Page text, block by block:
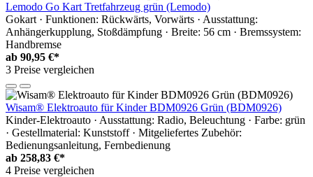
Lemodo Go Kart Tretfahrzeug grün (Lemodo)
Gokart · Funktionen: Rückwärts, Vorwärts · Ausstattung:
Anhängerkupplung, Stoßdämpfung · Breite: 56 cm · Bremssystem:
Handbremse
ab 90,95 €*
3 Preise vergleichen
Wisam® Elektroauto für Kinder BDM0926 Grün (BDM0926)
Kinder-Elektroauto · Ausstattung: Radio, Beleuchtung · Farbe: grün
· Gestellmaterial: Kunststoff · Mitgeliefertes Zubehör:
Bedienungsanleitung, Fernbedienung
ab 258,83 €*
4 Preise vergleichen